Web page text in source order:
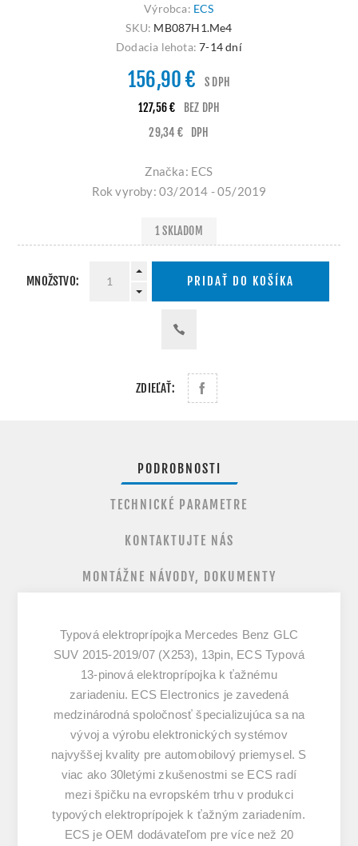
Výrobca: ECS
SKU: MB087H1.Me4
Dodacia lehota: 7-14 dní
156,90 €
S DPH
127,56 €
BEZ DPH
29,34 €
DPH
Značka: ECS
Rok vyroby: 03/2014 - 05/2019
1 SKLADOM
MNOŽSTVO: PRIDAŤ DO KOŠÍKA
ZDIEĽAŤ:
PODROBNOSTI
TECHNICKÉ PARAMETRE
KONTAKTUJTE NÁS
MONTÁŽNE NÁVODY, DOKUMENTY
Typová elektroprípojka Mercedes Benz GLC
SUV 2015-2019/07 (X253), 13pin, ECS Typová
13-pinová elektroprípojka k ťažnému
zariadeniu. ECS Electronics je zavedená
medzinárodná spoločnosť špecializujúca sa na
vývoj a výrobu elektronických systémov
najvyššej kvality pre automobilový priemysel. S
viac ako 30letými zkušenostmi se ECS radí
mezi špičku na evropském trhu v produkci
typových elektroprípojek k ťažným zariadením.
ECS je OEM dodávateľom pre více než 20